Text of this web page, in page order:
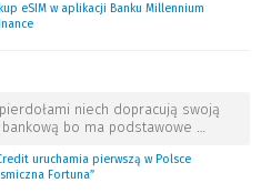
eSIM w aplikacji Banku Millennium
niech dopracują swoją
bo ma podstawowe …
uruchamia pierwszą w Polsce
Fortuna”